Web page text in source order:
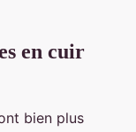
en cuir
bien plus